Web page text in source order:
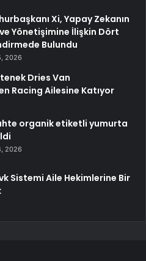
Xi, Yapay Zekanın
Yönetişimine İlişkin Dört
Bulundu
2026
Dries Van
Racing Ailesine Katıyor
organik etiketli yumurta
2026
Sistemi Aile Hekimlerine Bir